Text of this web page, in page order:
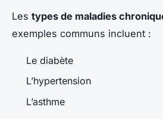
Les types de maladies
exemples communs incluent :
Le diabète
L’hypertension
L’asthme